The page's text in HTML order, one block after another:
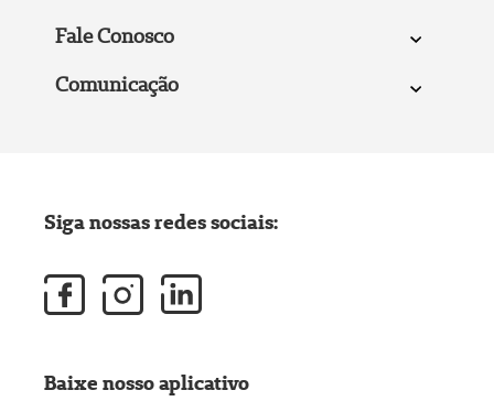
Fale Conosco
Comunicação
Siga nossas redes sociais:
Baixe nosso aplicativo